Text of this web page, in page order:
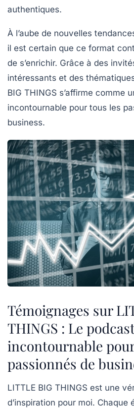
authentiques.
À l’aube de nouvelles
il est certain que ce format
de s’enrichir. Grâce à des
intéressants et des
BIG THINGS s’affirme comme
incontournable pour tous les
business.
Témoignages sur
THINGS : Le
incontournable
passionnés de
LITTLE BIG THINGS est une
d’inspiration pour moi. Chaque